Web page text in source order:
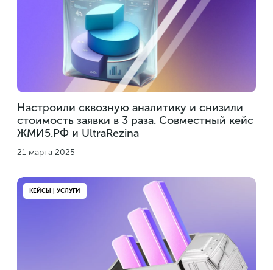
Настроили сквозную аналитику и снизили
стоимость заявки в 3 раза. Совместный кейс
ЖМИ5.РФ и UltraRezina
21 марта 2025
КЕЙСЫ | УСЛУГИ